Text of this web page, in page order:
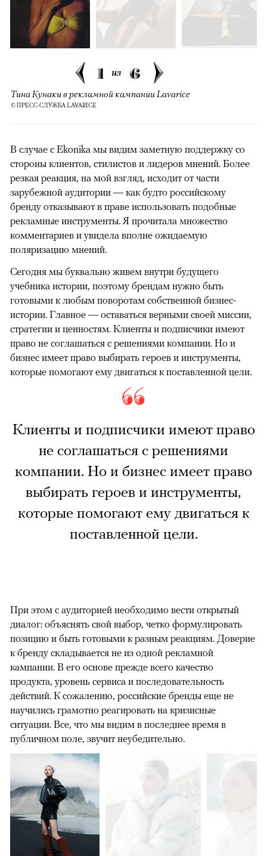
1 из 6
Тина Кунаки в рекламной кампании Lavarice
© ПРЕСС-СЛУЖБА LAVARICE
В случае с Ekonika мы видим заметную поддержку со
стороны клиентов, стилистов и лидеров мнений. Более
резкая реакция, на мой взгляд, исходит от части
зарубежной аудитории — как будто российскому
бренду отказывают в праве использовать подобные
рекламные инструменты. Я прочитала множество
комментариев и увидела вполне ожидаемую
поляризацию мнений.
Сегодня мы буквально живем внутри будущего
учебника истории, поэтому брендам нужно быть
готовыми к любым поворотам собственной бизнес-
истории. Главное — оставаться верными своей миссии,
стратегии и ценностям. Клиенты и подписчики имеют
право не соглашаться с решениями компании. Но и
бизнес имеет право выбирать героев и инструменты,
которые помогают ему двигаться к поставленной цели.
Клиенты и подписчики имеют право
не соглашаться с решениями
компании. Но и бизнес имеет право
выбирать героев и инструменты,
которые помогают ему двигаться к
поставленной цели.
При этом с аудиторией необходимо вести открытый
диалог: объяснять свой выбор, четко формулировать
позицию и быть готовыми к разным реакциям. Доверие
к бренду складывается не из одной рекламной
кампании. В его основе прежде всего качество
продукта, уровень сервиса и последовательность
действий. К сожалению, российские бренды еще не
научились грамотно реагировать на кризисные
ситуации. Все, что мы видим в последнее время в
публичном поле, звучит неубедительно.